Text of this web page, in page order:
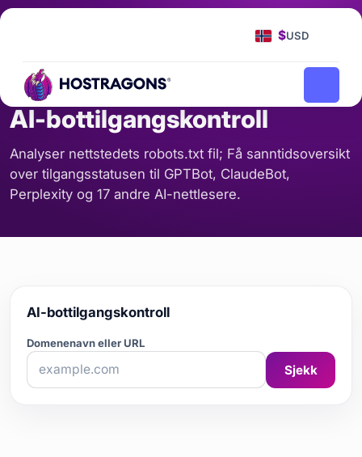
$USD
AI-bottilgangskontroll
Analyser nettstedets robots.txt fil; Få sanntidsoversikt
over tilgangsstatusen til GPTBot, ClaudeBot,
Perplexity og 17 andre AI-nettlesere.
AI-bottilgangskontroll
Domenenavn eller URL
Sjekk